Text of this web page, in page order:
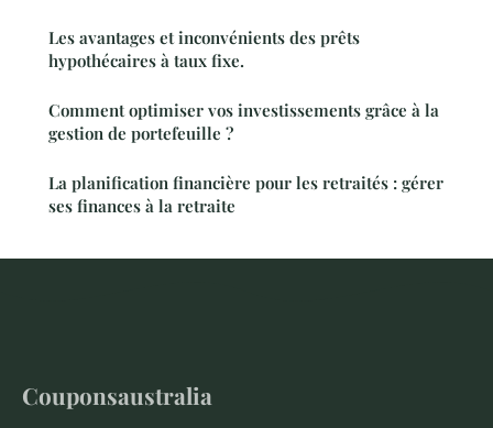
Les avantages et inconvénients des prêts
hypothécaires à taux fixe.
Comment optimiser vos investissements grâce à la
gestion de portefeuille ?
La planification financière pour les retraités : gérer
ses finances à la retraite
Couponsaustralia